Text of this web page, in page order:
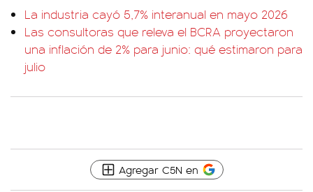
La industria cayó 5,7% interanual en mayo 2026
Las consultoras que releva el BCRA proyectaron
una inflación de 2% para junio: qué estimaron para
julio
Agregar C5N en